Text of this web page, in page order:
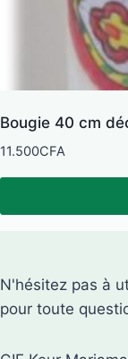
Bougie 40 cm
11.500CFA
N'hésitez pas à
pour toute